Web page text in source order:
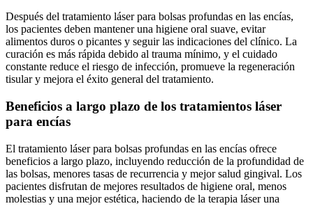
Después del tratamiento láser para bolsas profundas en las encías,
los pacientes deben mantener una higiene oral suave, evitar
alimentos duros o picantes y seguir las indicaciones del clínico. La
curación es más rápida debido al trauma mínimo, y el cuidado
constante reduce el riesgo de infección, promueve la regeneración
tisular y mejora el éxito general del tratamiento.
Beneficios a largo plazo de los tratamientos láser
para encías
El tratamiento láser para bolsas profundas en las encías ofrece
beneficios a largo plazo, incluyendo reducción de la profundidad de
las bolsas, menores tasas de recurrencia y mejor salud gingival. Los
pacientes disfrutan de mejores resultados de higiene oral, menos
molestias y una mejor estética, haciendo de la terapia láser una